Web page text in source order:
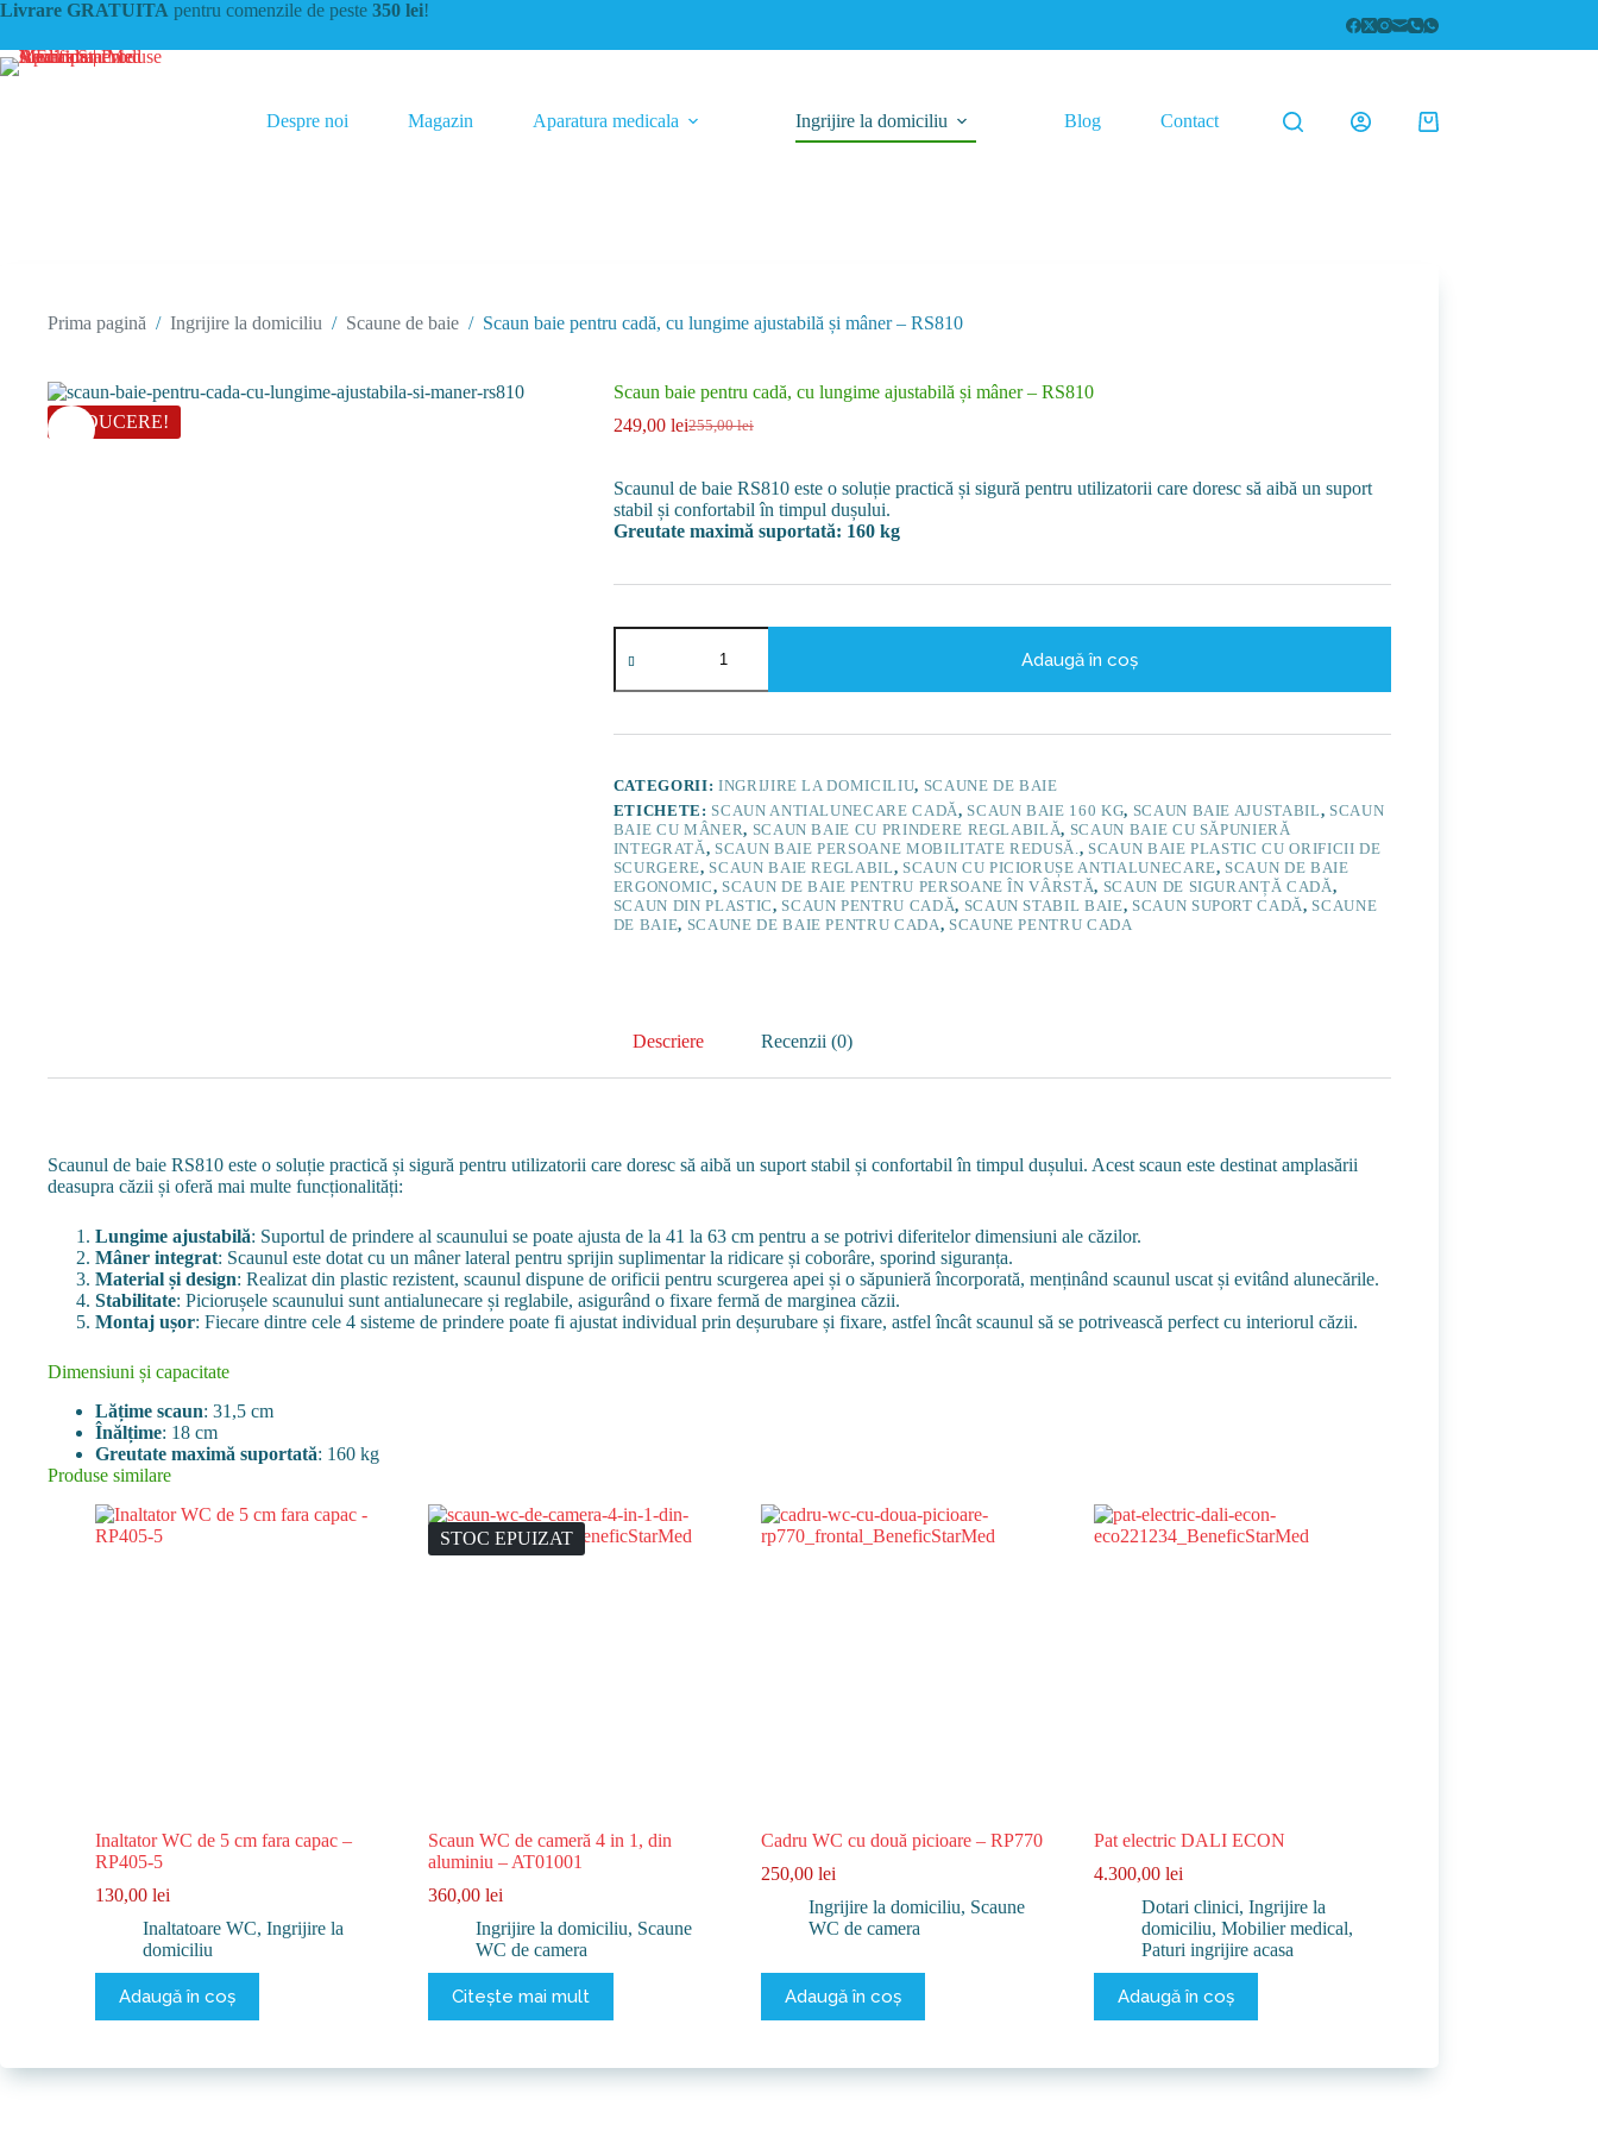
Sari
conținut
Livrare GRATUITA pentru comenzile de peste 350 lei!
Despre noi Magazin Aparatura medicala Ingrijire la domiciliu Blog Contact
Coș
Prima pagină / Ingrijire la domiciliu / Scaune de baie / Scaun baie pentru cadă, cu lungime ajustabilă și mâner – RS810
REDUCERE!
Scaun baie pentru cadă, cu lungime ajustabilă și mâner – RS810
255,00lei
Prețul
a
fost:
255,00 lei.
249,00 leiPrețul
este:
249,00 lei.
Scaunul de baie RS810 este o soluție practică și sigură pentru utilizatorii care doresc să aibă un suport
stabil și confortabil în timpul dușului.
Greutate maximă suportată: 160 kg
Cantitate
Scaun
pentru
cu
ajustabilă
și
mâner
-
RS810
Adaugă în coș
CATEGORII: INGRIJIRE LA DOMICILIU, SCAUNE DE BAIE
ETICHETE: SCAUN ANTIALUNECARE CADĂ, SCAUN BAIE 160 KG, SCAUN BAIE AJUSTABIL, SCAUN
BAIE CU MÂNER, SCAUN BAIE CU PRINDERE REGLABILĂ, SCAUN BAIE CU SĂPUNIERĂ
INTEGRATĂ, SCAUN BAIE PERSOANE MOBILITATE REDUSĂ., SCAUN BAIE PLASTIC CU ORIFICII DE
SCURGERE, SCAUN BAIE REGLABIL, SCAUN CU PICIORUȘE ANTIALUNECARE, SCAUN DE BAIE
ERGONOMIC, SCAUN DE BAIE PENTRU PERSOANE ÎN VÂRSTĂ, SCAUN DE SIGURANȚĂ CADĂ,
SCAUN DIN PLASTIC, SCAUN PENTRU CADĂ, SCAUN STABIL BAIE, SCAUN SUPORT CADĂ, SCAUNE
DE BAIE, SCAUNE DE BAIE PENTRU CADA, SCAUNE PENTRU CADA
Descriere Recenzii (0)
Scaunul de baie RS810 este o soluție practică și sigură pentru utilizatorii care doresc să aibă un suport stabil și confortabil în timpul dușului. Acest scaun este destinat amplasării
deasupra căzii și oferă mai multe funcționalități:
Lungime ajustabilă: Suportul de prindere al scaunului se poate ajusta de la 41 la 63 cm pentru a se potrivi diferitelor dimensiuni ale căzilor.
Mâner integrat: Scaunul este dotat cu un mâner lateral pentru sprijin suplimentar la ridicare și coborâre, sporind siguranța.
Material și design: Realizat din plastic rezistent, scaunul dispune de orificii pentru scurgerea apei și o săpunieră încorporată, menținând scaunul uscat și evitând alunecările.
Stabilitate: Piciorușele scaunului sunt antialunecare și reglabile, asigurând o fixare fermă de marginea căzii.
Montaj ușor: Fiecare dintre cele 4 sisteme de prindere poate fi ajustat individual prin deșurubare și fixare, astfel încât scaunul să se potrivească perfect cu interiorul căzii.
Dimensiuni și capacitate
Lățime scaun: 31,5 cm
Înălțime: 18 cm
Greutate maximă suportată: 160 kg
Produse similare
Inaltator WC de 5 cm fara capac –
RP405-5
130,00 lei
Inaltatoare WC, Ingrijire la
domiciliu
Adaugă în coș
STOC EPUIZAT
Scaun WC de cameră 4 in 1, din
aluminiu – AT01001
360,00 lei
Ingrijire la domiciliu, Scaune
WC de camera
Citește mai mult
Cadru WC cu două picioare – RP770
250,00 lei
Ingrijire la domiciliu, Scaune
WC de camera
Adaugă în coș
Pat electric DALI ECON
4.300,00 lei
Dotari clinici, Ingrijire la
domiciliu, Mobilier medical,
Paturi ingrijire acasa
Adaugă în coș